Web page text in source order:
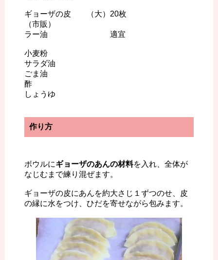
ギョーザの皮 （大）20枚
（市販）
ラー油 適宜
小麦粉
サラダ油
ごま油
酢
しょうゆ
作り方
ボウルにギョーザのあんの材料を入れ、全体が
なじむまで練り混ぜます。
ギョーザの皮にあんを約大さじ１ずつのせ、皮
の縁に水をつけ、ひだを寄せながら包みます。